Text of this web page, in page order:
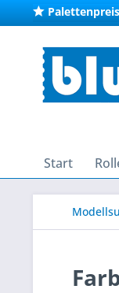
Start